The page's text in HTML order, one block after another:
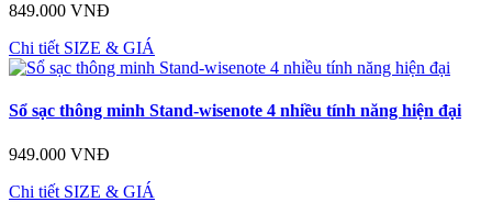
849.000 VNĐ
Chi tiết SIZE & GIÁ
Sổ sạc thông minh Stand-wisenote 4 nhiều tính năng hiện đại
949.000 VNĐ
Chi tiết SIZE & GIÁ